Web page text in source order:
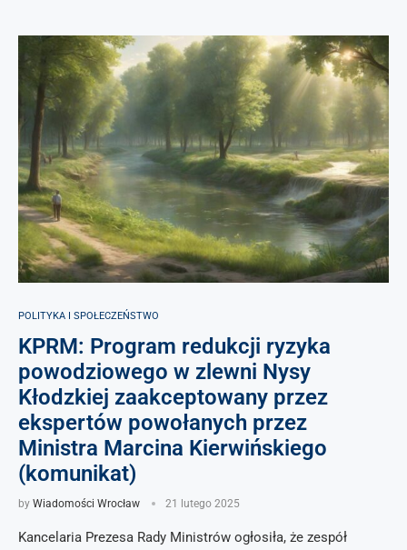
POLITYKA I SPOŁECZEŃSTWO
KPRM: Program redukcji ryzyka
powodziowego w zlewni Nysy
Kłodzkiej zaakceptowany przez
ekspertów powołanych przez
Ministra Marcina Kierwińskiego
(komunikat)
by Wiadomości Wrocław 21 lutego 2025
Kancelaria Prezesa Rady Ministrów ogłosiła, że zespół